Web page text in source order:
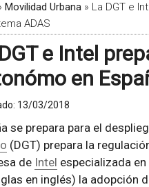
Movilidad Urbana» La DGT e
ADAS
e Intel
en
13/03/2018
se prepara para el
(DGT) prepara la
de Intel especializada
en inglés) la adopción